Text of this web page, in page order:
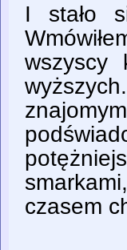
I stało
wszyscy
czasem